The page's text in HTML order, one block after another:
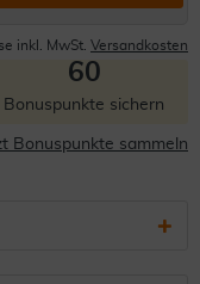
inkl. MwSt. Versandkosten
60
Bonuspunkte sichern
Bonuspunkte sammeln